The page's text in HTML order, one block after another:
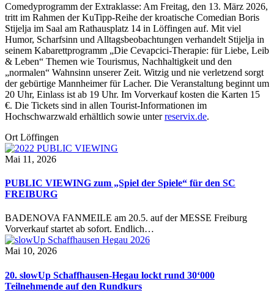
Comedyprogramm der Extraklasse: Am Freitag, den 13. März 2026,
tritt im Rahmen der KuTipp-Reihe der kroatische Comedian Boris
Stijelja im Saal am Rathausplatz 14 in Löffingen auf. Mit viel
Humor, Scharfsinn und Alltagsbeobachtungen verhandelt Stijelja in
seinem Kabarettprogramm „Die Cevapcici-Therapie: für Liebe, Leib
& Leben“ Themen wie Tourismus, Nachhaltigkeit und den
„normalen“ Wahnsinn unserer Zeit. Witzig und nie verletzend sorgt
der gebürtige Mannheimer für Lacher. Die Veranstaltung beginnt um
20 Uhr, Einlass ist ab 19 Uhr. Im Vorverkauf kosten die Karten 15
€. Die Tickets sind in allen Tourist-Informationen im
Hochschwarzwald erhältlich sowie unterreservix.de.
Ort Löffingen
Mai 11, 2026
PUBLIC VIEWING zum „Spiel der Spiele“ für den SC
FREIBURG
BADENOVA FANMEILE am 20.5. auf der MESSE Freiburg
Vorverkauf startet ab sofort. Endlich…
Mai 10, 2026
20. slowUp Schaffhausen-Hegau lockt rund 30‘000
Teilnehmende auf den Rundkurs